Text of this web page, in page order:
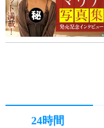
24時間